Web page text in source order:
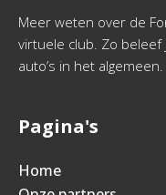
Meer weten over de
virtuele club. Zo
auto’s in het algemeen.
Pagina's
Home